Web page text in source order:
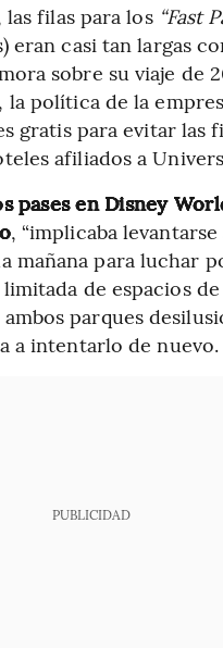
las filas para los “Fast
eran casi tan largas
sobre su viaje de
la política de la
gratis para evitar las
afiliados a
pases en Disney
, “implicaba levantarse
mañana para luchar
de espacios de
parques
a intentarlo de nuevo.
PUBLICIDAD